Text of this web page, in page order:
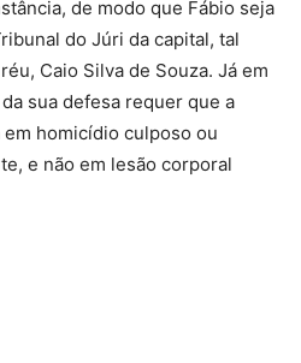
de modo que Fábio seja
do Júri da capital, tal
Caio Silva de Souza. Já em
sua defesa requer que a
homicídio culposo ou
e não em lesão corporal